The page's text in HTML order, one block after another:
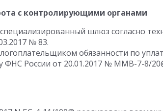
с контролирующими органами
шлюз согласно
№ 83.
обязанности по
ФНС России от 20.01.2017 № ММВ-7-8/